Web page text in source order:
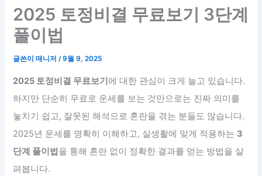
2025 토정비결 무료보기 3단계
풀이법
글쓴이매니저 /9월 9, 2025
2025 토정비결 무료보기 에 대한 관심이 크게 늘고 있습니다.
하지만 단순히 무료로 운세를 보는 것만으로는 진짜 의미를
놓치기 쉽고, 잘못된 해석으로 혼란을 겪는 분들도 많습니다.
2025년 운세를 명확히 이해하고, 실생활에 맞게 적용하는 3
단계 풀이법 을 통해 혼란 없이 정확한 결과를 얻는 방법을 살
펴봅니다.